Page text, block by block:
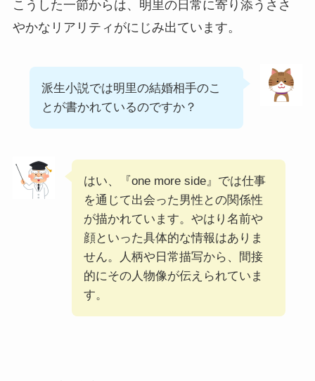
こうした一節からは、明里の日常に寄り添うささ
やかなリアリティがにじみ出ています。
派生小説では明里の結婚相手のこ
とが書かれているのですか？
はい、『one more side』では仕事
を通じて出会った男性との関係性
が描かれています。やはり名前や
顔といった具体的な情報はありま
せん。人柄や日常描写から、間接
的にその人物像が伝えられていま
す。